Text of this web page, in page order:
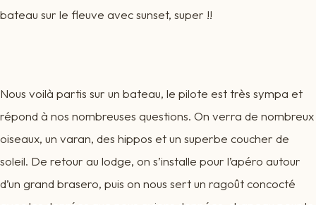
bateau sur le fleuve avec sunset, super !!
Nous voilà partis sur un bateau, le pilote est très sympa et
répond à nos nombreuses questions. On verra de nombreux
oiseaux, un varan, des hippos et un superbe coucher de
soleil. De retour au lodge, on s’installe pour l’apéro autour
d’un grand brasero, puis on nous sert un ragoût concocté